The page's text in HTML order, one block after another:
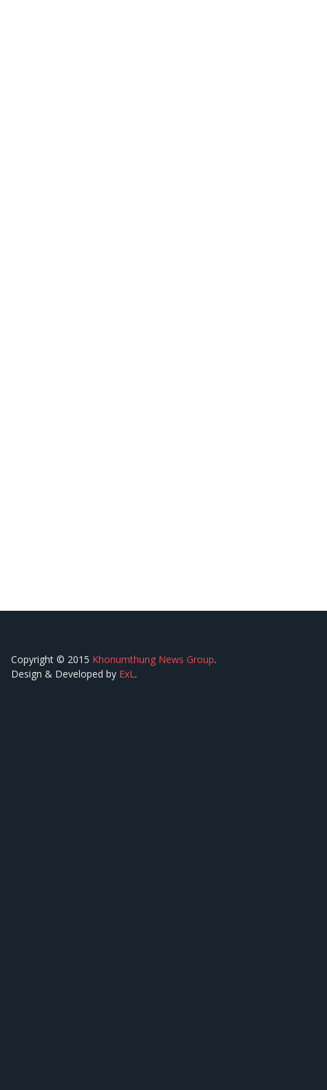
Copyright © 2015 Khonumthung News Group.
Design & Developed by ExL.